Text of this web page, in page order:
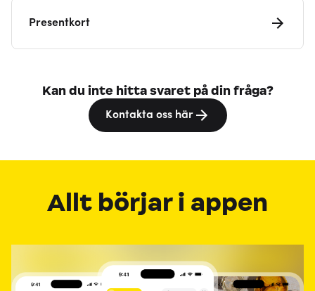
Presentkort
Kan du inte hitta svaret på din fråga?
Kontakta oss här
Allt börjar i appen